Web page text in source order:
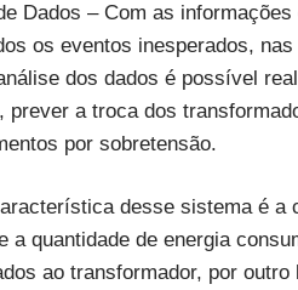
Dados – Com as
os eventos inesperados,
dos dados é possível
prever a troca dos
por sobretensão.
desse sistema é a
a quantidade de energia
ao transformador, por